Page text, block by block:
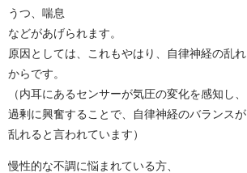
うつ、喘息
などがあげられます。
原因としては、これもやはり、自律神経の乱れ
からです。
（内耳にあるセンサーが気圧の変化を感知し、
過剰に興奮することで、自律神経のバランスが
乱れると言われています）
慢性的な不調に悩まれている方、